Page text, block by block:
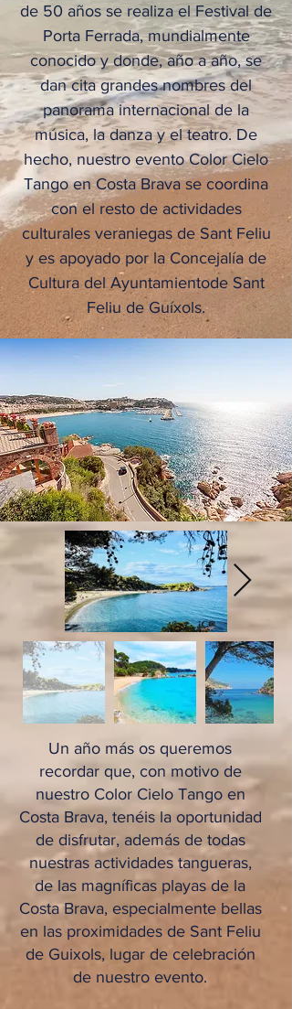
de 50 años se realiza el Festival de
Porta Ferrada, mundialmente
conocido y donde, año a año, se
dan cita grandes nombres del
panorama internacional de la
música, la danza y el teatro. De
hecho, nuestro evento Color Cielo
Tango en Costa Brava se coordina
con el resto de actividades
culturales veraniegas de Sant Feliu
y es apoyado por la Concejalía de
Cultura del Ayuntamientode Sant
Feliu de Guíxols.
Un año más os queremos
recordar que, con motivo de
nuestro Color Cielo Tango en
Costa Brava, tenéis la oportunidad
de disfrutar, además de todas
nuestras actividades tangueras,
de las magníficas playas de la
Costa Brava, especialmente bellas
en las proximidades de Sant Feliu
de Guixols, lugar de celebración
de nuestro evento.